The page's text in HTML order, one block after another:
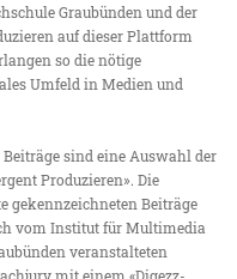
Graubünden und der
auf dieser Plattform
so die nötige
Umfeld in Medien und
Beiträge sind eine Auswahl der
Produzieren». Die
gekennzeichneten Beiträge
vom Institut für Multimedia
veranstalteten
mit einem «Digezz-